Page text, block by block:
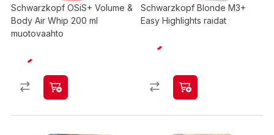
Schwarzkopf OSiS+ Volume &
Body Air Whip 200 ml
muotovaahto
Schwarzkopf Blonde M3+
Easy Highlights raidat